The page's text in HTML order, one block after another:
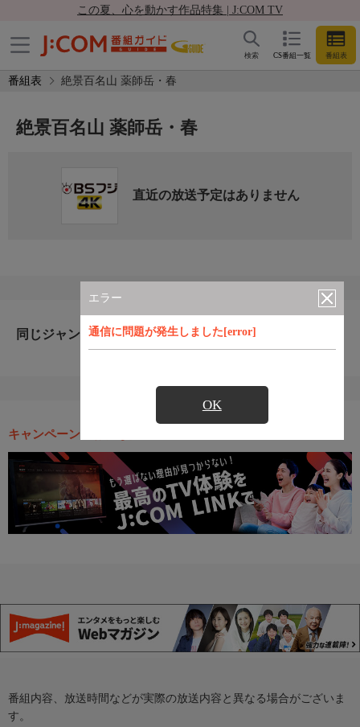
この夏、心を動かす作品特集 | J:COM TV
CS番組一覧 番組表
検索
番組表 絶景百名山 薬師岳・春
エラー
通信に問題が発生しました[error]
OK
絶景百名山 薬師岳・春
直近の放送予定はありません
同じジャンルのおすすめ番組
キャンペーン・お得な情報
番組内容、放送時間などが実際の放送内容と異なる場合がございま
す。